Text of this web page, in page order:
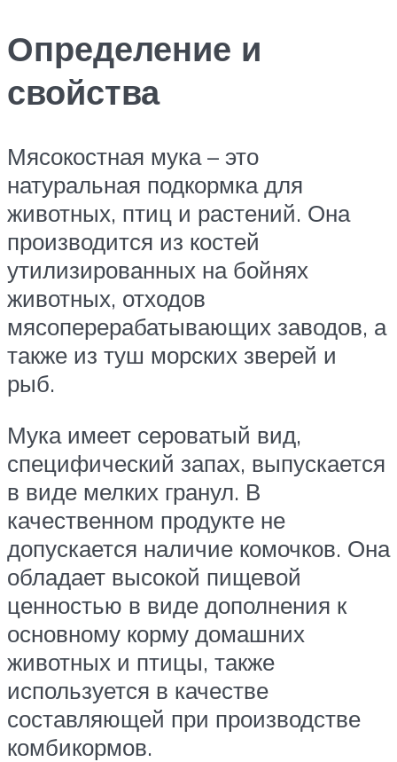
Определение и
свойства
Мясокостная мука – это
натуральная подкормка для
животных, птиц и растений. Она
производится из костей
утилизированных на бойнях
животных, отходов
мясоперерабатывающих заводов, а
также из туш морских зверей и
рыб.
Мука имеет сероватый вид,
специфический запах, выпускается
в виде мелких гранул. В
качественном продукте не
допускается наличие комочков. Она
обладает высокой пищевой
ценностью в виде дополнения к
основному корму домашних
животных и птицы, также
используется в качестве
составляющей при производстве
комбикормов.